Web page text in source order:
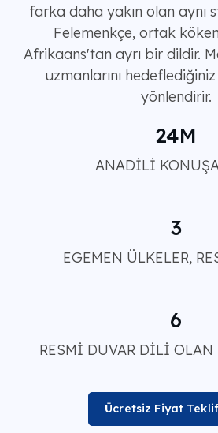
farka daha yakın olan aynı
Felemenkçe, ortak
Afrikaans'tan ayrı bir dildir.
uzmanlarını
yönlendirir.
24M
ANADİLİ
3
EGEMEN ÜLKELER,
6
RESMİ DUVAR DİLİ OLAN
Ücretsiz Fiyat